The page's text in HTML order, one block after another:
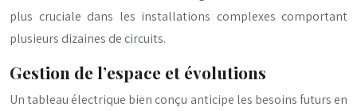
plus cruciale dans les installations complexes comportant
plusieurs dizaines de circuits.
Gestion de l’espace et évolutions
Un tableau électrique bien conçu anticipe les besoins futurs en